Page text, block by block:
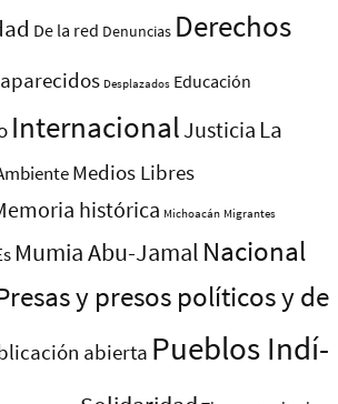
De la red Denuncias Derechos
Desplazados Educación
InternacionalJusticia La
Medios Libres
histórica Michoacán Migrantes
Mumia Abu-Jamal Nacional
y presos polí­ticos y de
abierta Pueblos Indí­